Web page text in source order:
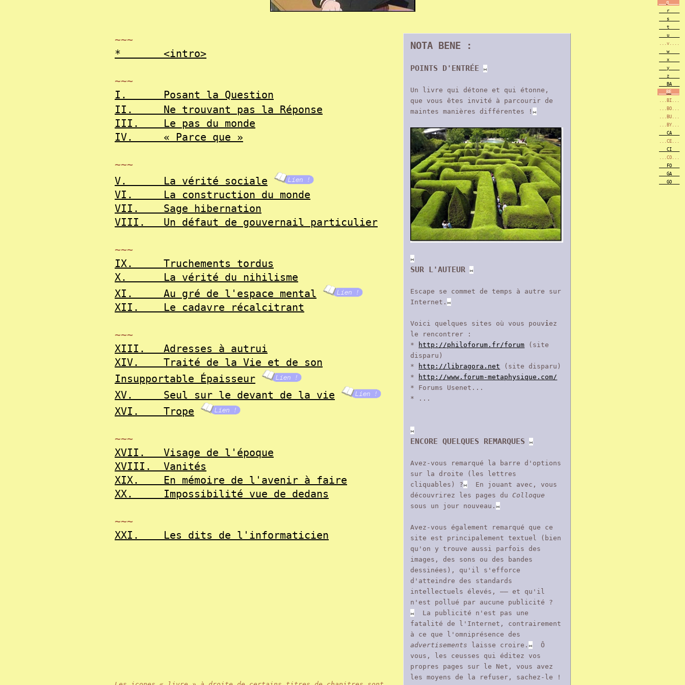
~~~
*
<intro>
~~~
I.
Posant la Question
II.
Ne trouvant pas la Réponse
III.
Le pas du monde
IV.
« Parce que »
~~~
V.
La vérité sociale
VI.
La construction du monde
VII.
Sage hibernation
VIII.
Un défaut de gouvernail particulier
~~~
IX.
Truchements tordus
X.
La vérité du nihilisme
XI.
Au gré de l'espace mental
XII.
Le cadavre récalcitrant
~~~
XIII.
Adresses à autrui
XIV.
Traité de la Vie et de son
Insupportable Épaisseur
XV.
Seul sur le devant de la vie
XVI.
Trope
~~~
XVII.
Visage de l'époque
XVIII.
Vanités
XIX.
En mémoire de l'avenir à faire
XX.
Impossibilité vue de dedans
~~~
XXI.
Les dits de l'informaticien
NOTA BENE :
POINTS D'ENTRÉE ⨝
Un livre qui détone et qui étonne,
que vous êtes invité à parcourir de
maintes manières différentes !⨝
⨝
SUR L'AUTEUR ⨝
Escape se commet de temps à autre sur
Internet.⨝
Voici quelques sites où vous pouviez
le rencontrer :
*
http://philoforum.fr/forum (site
disparu)
*
http://libragora.net (site disparu)
*
http://www.forum-metaphysique.com/
* Forums Usenet...
* ...
⨝
ENCORE QUELQUES REMARQUES ⨝
Avez-vous remarqué la barre d'options
sur la droite (les lettres
cliquables) ?⨝ En jouant avec, vous
découvrirez les pages duColloque
sous un jour nouveau.⨝
Avez-vous également remarqué que ce
site est principalement textuel (bien
qu'on y trouve aussi parfois des
images, des sons ou des bandes
dessinées), qu'il s'efforce
d'atteindre des standards
intellectuels élevés, —— et qu'il
n'est pollué par aucune publicité ?
⨝ La publicité n'est pas une
fatalité de l'Internet, contrairement
à ce que l'omniprésence des
advertisements laisse croire.⨝ Ô
vous, les ceusses qui éditez vos
propres pages sur le Net, vous avez
les moyens de la refuser, sachez-le !
___q____
___r____
___s____
___t____
___u____
...v....
___w____
___x____
___y____
___z____
___BA___
___BE___
...BI...
...BO...
...BU...
...BY...
___CA___
...CE...
___CI___
...CO...
___FO___
___GA___
___GO___